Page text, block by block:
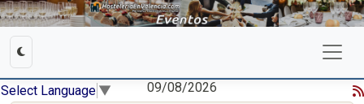
Select Language ▼ 09/08/2026